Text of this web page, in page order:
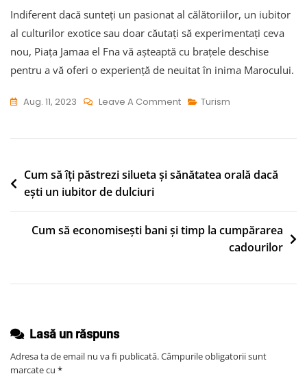
Indiferent dacă sunteți un pasionat al călătoriilor, un iubitor
al culturilor exotice sau doar căutați să experimentați ceva
nou, Piața Jamaa el Fna vă așteaptă cu brațele deschise
pentru a vă oferi o experiență de neuitat în inima Marocului.
Aug. 11, 2023 Leave A CommentOn
Jamaa
Fna:
Și
Turism
Navigare
Cum să îți păstrezi silueta și sănătatea orală dacă
ești un iubitor de dulciuri
Cum să economisești bani și timp la cumpărarea
cadourilor
Lasă un răspuns
Adresa ta de email nu va fi publicată.Câmpurile obligatorii sunt
marcate cu *